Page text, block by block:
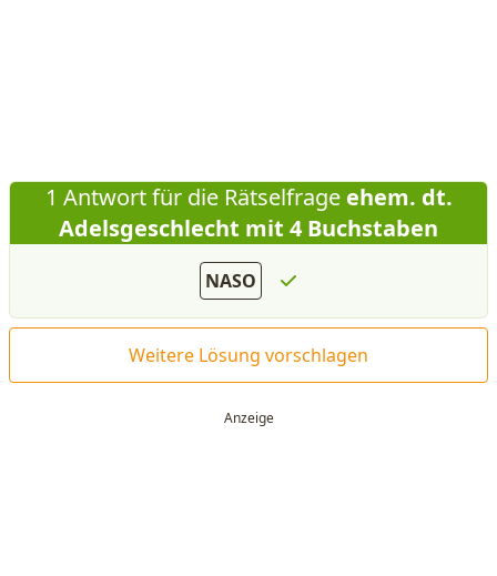
1 Antwort für die Rätselfrageehem. dt.
Adelsgeschlecht mit 4 Buchstaben
NASO
Weitere Lösung vorschlagen